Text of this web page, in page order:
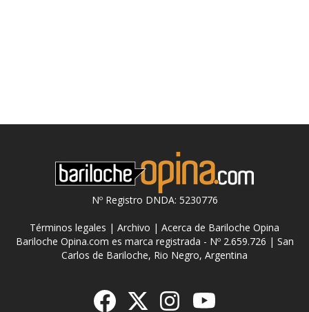
Nº Registro DNDA: 5230776
Términos legales | Archivo | Acerca de Bariloche Opina
Bariloche Opina.com es marca registrada - Nº 2.659.726 | San
Carlos de Bariloche, Rio Negro, Argentina